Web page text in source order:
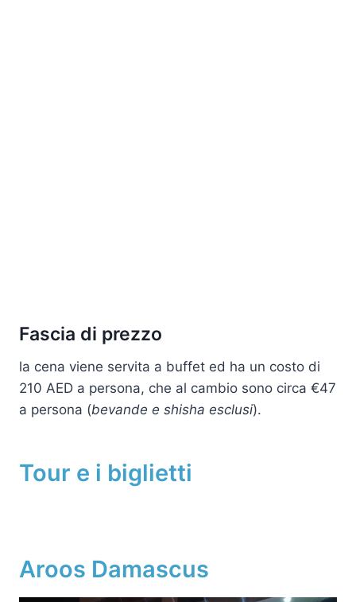
Fascia di prezzo
la cena viene servita a buffet ed ha un costo di
210 AED a persona, che al cambio sono circa €47
a persona (bevande e shisha esclusi).
Tour e i biglietti
Aroos Damascus